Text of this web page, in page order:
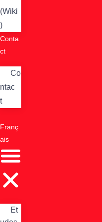
(Wiki
)
Conta
ct
Co
ntac
t
Franç
ais
Et